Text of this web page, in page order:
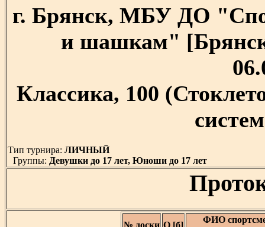
г. Брянск, МБУ ДО
и шашкам"
Классика, 100
Тип турнира: ЛИЧНЫЙ
Группы: Девушки до 17 лет, Юноши до 17 лет
№ доски О [б]
ФИО